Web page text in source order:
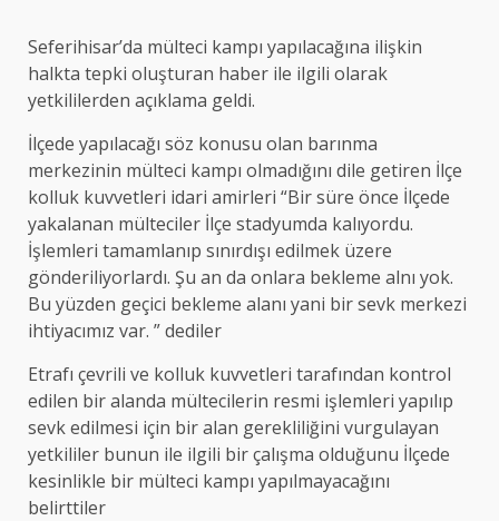
Seferihisar’da mülteci kampı yapılacağına ilişkin
halkta tepki oluşturan haber ile ilgili olarak
yetkililerden açıklama geldi.
İlçede yapılacağı söz konusu olan barınma
merkezinin mülteci kampı olmadığını dile getiren İlçe
kolluk kuvvetleri idari amirleri “Bir süre önce İlçede
yakalanan mülteciler İlçe stadyumda kalıyordu.
İşlemleri tamamlanıp sınırdışı edilmek üzere
gönderiliyorlardı. Şu an da onlara bekleme alnı yok.
Bu yüzden geçici bekleme alanı yani bir sevk merkezi
ihtiyacımız var. ” dediler
Etrafı çevrili ve kolluk kuvvetleri tarafından kontrol
edilen bir alanda mültecilerin resmi işlemleri yapılıp
sevk edilmesi için bir alan gerekliliğini vurgulayan
yetkililer bunun ile ilgili bir çalışma olduğunu İlçede
kesinlikle bir mülteci kampı yapılmayacağını
belirttiler